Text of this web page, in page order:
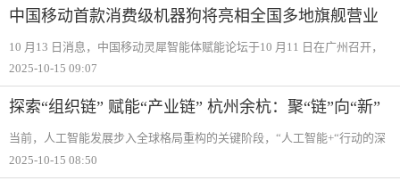
资进展。
中国移动首款消费级机器狗将亮相全国多地旗舰营业
厅
10 月13 日消息，中国移动灵犀智能体赋能论坛于10 月11 日在广州召开，
中国移动智慧家庭运营中心总经理于蓉蓉正式宣布灵犀机器人智创体验官
轮迭代，
2025-10-15 09:07
探索“组织链” 赋能“产业链” 杭州余杭：聚“链”向“新”
赋能“人工智能+”
当前，人工智能发展步入全球格局重构的关键阶段，“人工智能+“行动的深
入实施正推动算力竞赛与生态共创成为产业竞争的核心。作为浙江经济第
2025-10-15 08:50